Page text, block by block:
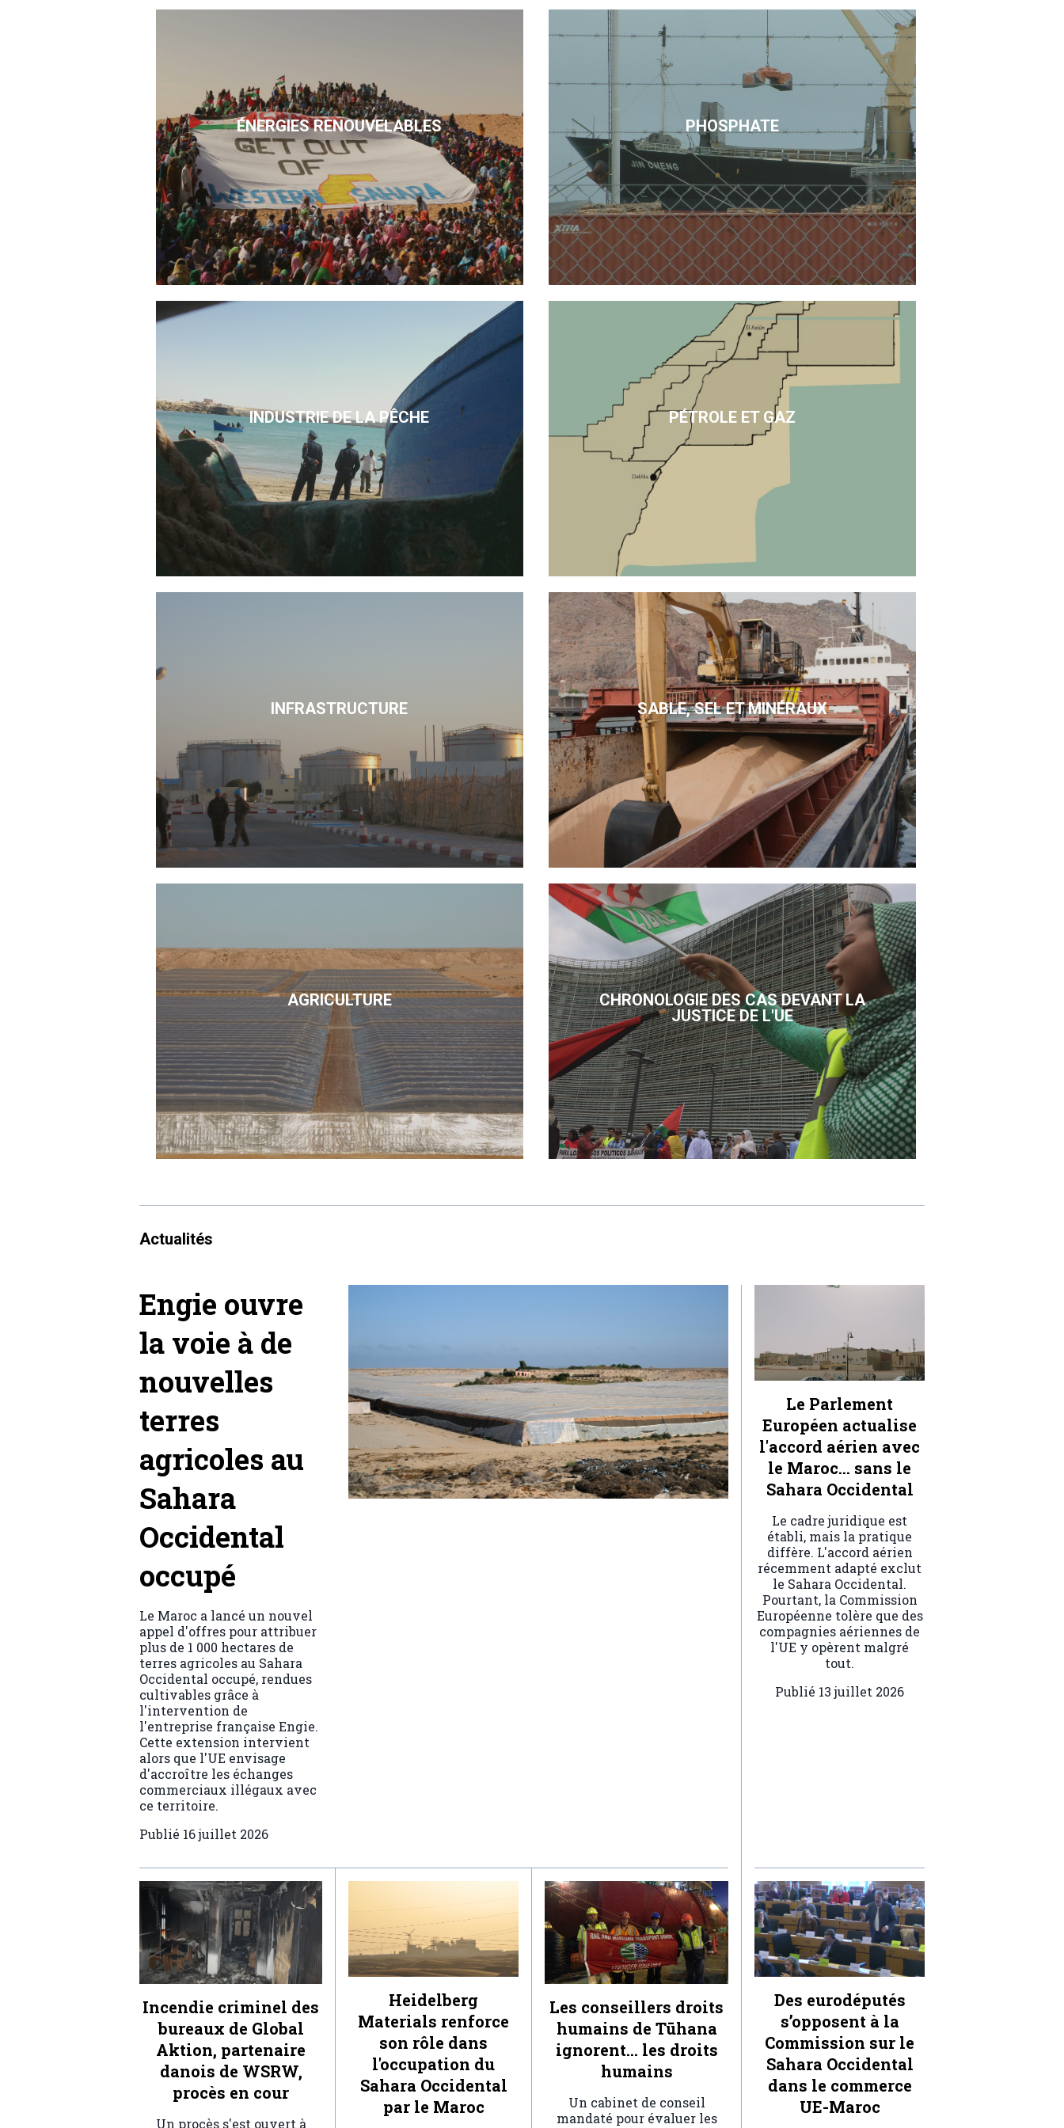
ÉNERGIES RENOUVELABLES PHOSPHATE
INDUSTRIE DE LA PÊCHE PÉTROLE ET GAZ
INFRASTRUCTURE SABLE, SEL ET MINÉRAUX
AGRICULTURE
CHRONOLOGIE DES CAS DEVANT LA
JUSTICE DE L'UE
Actualités
Engie ouvre
la voie à de
nouvelles
terres
agricoles au
Sahara
Occidental
occupé
Le Maroc a lancé un nouvel
appel d'offres pour attribuer
plus de 1 000 hectares de
terres agricoles au Sahara
Occidental occupé, rendues
cultivables grâce à
l'intervention de
l'entreprise française Engie.
Cette extension intervient
alors que l'UE envisage
d'accroître les échanges
commerciaux illégaux avec
ce territoire.
Publié 16 juillet 2026
Le Parlement
Européen actualise
l'accord aérien avec
le Maroc… sans le
Sahara Occidental
Le cadre juridique est
établi, mais la pratique
diffère. L'accord aérien
récemment adapté exclut
le Sahara Occidental.
Pourtant, la Commission
Européenne tolère que des
compagnies aériennes de
l'UE y opèrent malgré
tout.
Publié 13 juillet 2026
Incendie criminel des
bureaux de Global
Aktion, partenaire
danois de WSRW,
procès en cour
Un procès s'est ouvert à
Heidelberg
Materials renforce
son rôle dans
l'occupation du
Sahara Occidental
par le Maroc
Les conseillers droits
humains de Tūhana
ignorent… les droits
humains
Un cabinet de conseil
mandaté pour évaluer les
Des eurodéputés
s’opposent à la
Commission sur le
Sahara Occidental
dans le commerce
UE-Maroc